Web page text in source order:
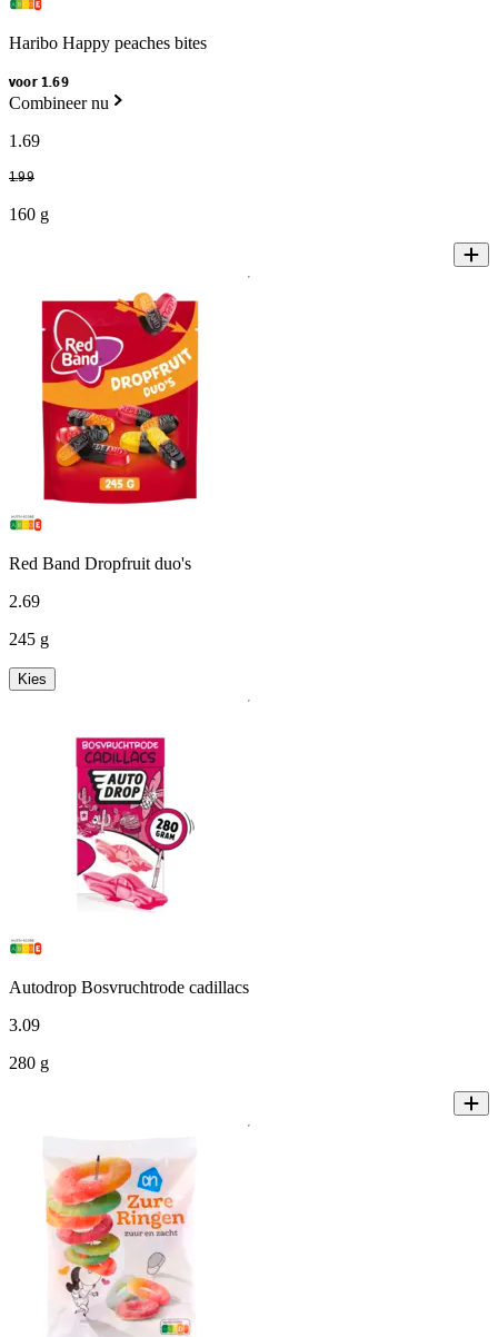
Haribo Happy peaches bites
voor 1.69
Combineer nu
1 .69
1.99
160 g
Red Band Dropfruit duo's
2.69
245 g
Kies
Autodrop Bosvruchtrode cadillacs
3.09
280 g